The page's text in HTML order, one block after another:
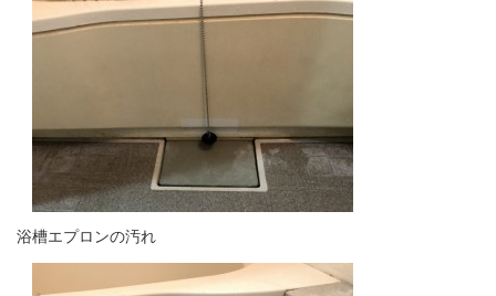
浴槽エプロンの汚れ